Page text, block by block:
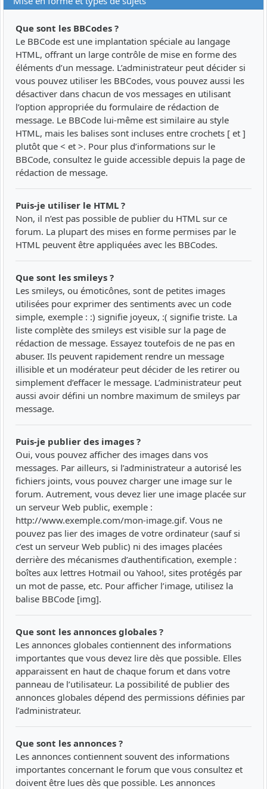
Que sont les BBCodes ?
Le BBCode est une implantation spéciale au langage
HTML, offrant un large contrôle de mise en forme des
éléments d’un message. L’administrateur peut décider si
vous pouvez utiliser les BBCodes, vous pouvez aussi les
désactiver dans chacun de vos messages en utilisant
l’option appropriée du formulaire de rédaction de
message. Le BBCode lui-même est similaire au style
HTML, mais les balises sont incluses entre crochets [ et ]
plutôt que < et >. Pour plus d’informations sur le
BBCode, consultez le guide accessible depuis la page de
rédaction de message.
Puis-je utiliser le HTML ?
Non, il n’est pas possible de publier du HTML sur ce
forum. La plupart des mises en forme permises par le
HTML peuvent être appliquées avec les BBCodes.
Que sont les smileys ?
Les smileys, ou émoticônes, sont de petites images
utilisées pour exprimer des sentiments avec un code
simple, exemple : :) signifie joyeux, :( signifie triste. La
liste complète des smileys est visible sur la page de
rédaction de message. Essayez toutefois de ne pas en
abuser. Ils peuvent rapidement rendre un message
illisible et un modérateur peut décider de les retirer ou
simplement d’effacer le message. L’administrateur peut
aussi avoir défini un nombre maximum de smileys par
message.
Puis-je publier des images ?
Oui, vous pouvez afficher des images dans vos
messages. Par ailleurs, si l’administrateur a autorisé les
fichiers joints, vous pouvez charger une image sur le
forum. Autrement, vous devez lier une image placée sur
un serveur Web public, exemple :
http://www.exemple.com/mon-image.gif. Vous ne
pouvez pas lier des images de votre ordinateur (sauf si
c’est un serveur Web public) ni des images placées
derrière des mécanismes d’authentification, exemple :
boîtes aux lettres Hotmail ou Yahoo!, sites protégés par
un mot de passe, etc. Pour afficher l’image, utilisez la
balise BBCode [img].
Que sont les annonces globales ?
Les annonces globales contiennent des informations
importantes que vous devez lire dès que possible. Elles
apparaissent en haut de chaque forum et dans votre
panneau de l’utilisateur. La possibilité de publier des
annonces globales dépend des permissions définies par
l’administrateur.
Que sont les annonces ?
Les annonces contiennent souvent des informations
importantes concernant le forum que vous consultez et
doivent être lues dès que possible. Les annonces